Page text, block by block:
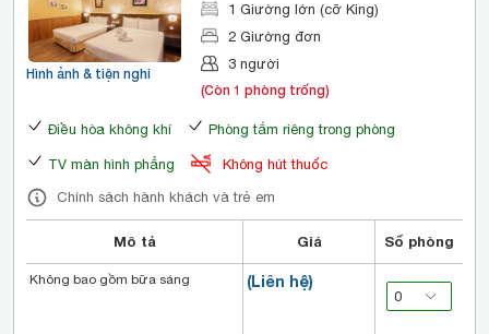
Hình ảnh & tiện nghi
1 Giường lớn (cỡ King)
2 Giường đơn
3 người
(Còn 1 phòng trống)
Điều hòa không khí Phòng tắm riêng trong phòng
TV màn hình phẳng
Không hút thuốc
Chính sách hành khách và trẻ em
Mô tả Giá Số phòng
(Liên hệ)
Không bao gồm bữa sáng